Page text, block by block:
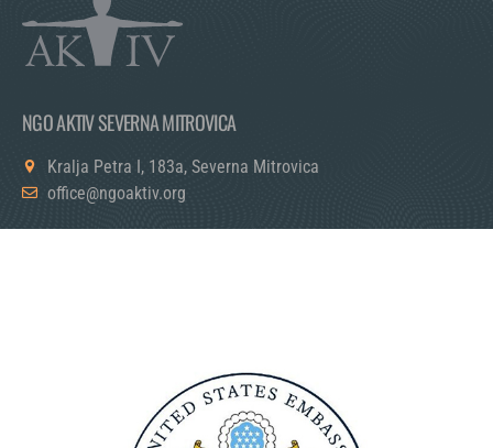
NGO AKTIV SEVERNA MITROVICA
Kralja Petra I, 183a, Severna Mitrovica
office@ngoaktiv.org